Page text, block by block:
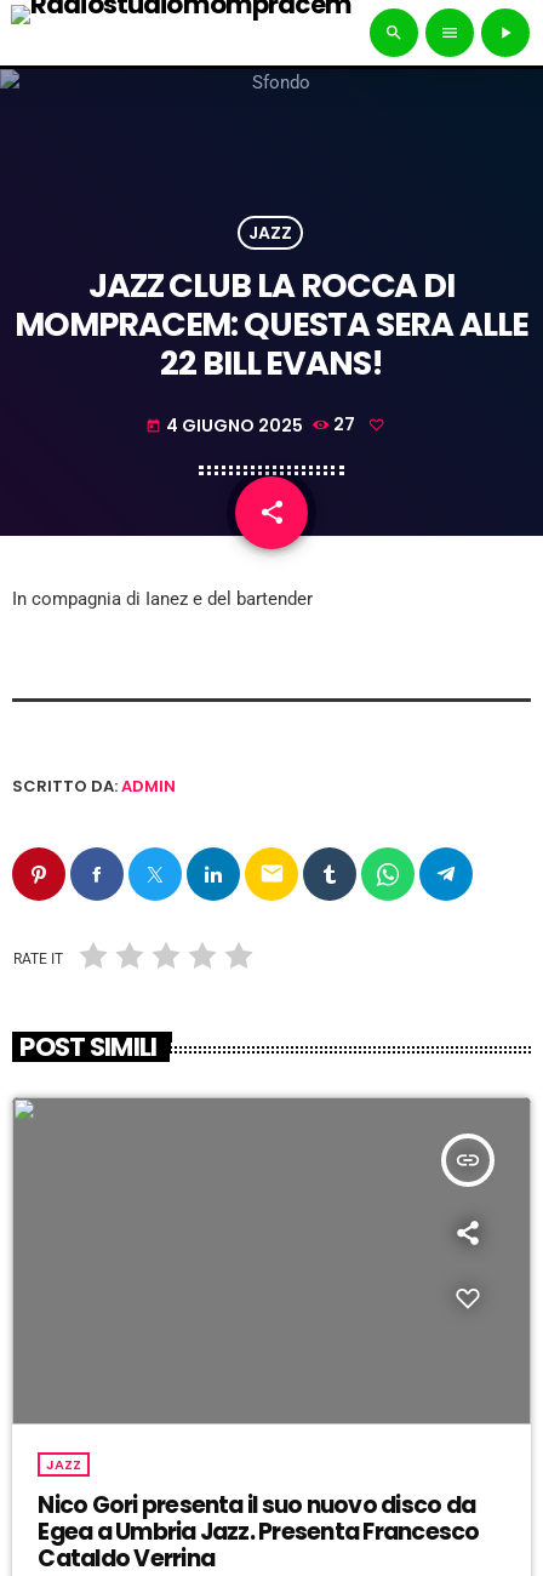
search menu play_arrow
JAZZ
JAZZ CLUB LA ROCCA DI
MOMPRACEM: QUESTA SERA ALLE
22 BILL EVANS!
today 4 GIUGNO 2025 27
share
email
In compagnia di Ianez e del bartender
SCRITTO DA:ADMIN
email
RATE IT
POST SIMILI
insert_link
JAZZ
Nico Gori presenta il suo nuovo disco da
Egea a Umbria Jazz. Presenta Francesco
Cataldo Verrina